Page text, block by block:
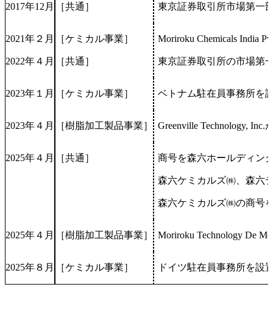
2017年12月 ［共通］ 東京証券取引所市場第一
2021年２月
2022年４月
［ケミカル事業］
［共通］
Moriroku Chemicals India
東京証券取引所の市場第
2023年１月 ［ケミカル事業］ ベトナム駐在員事務所を
2023年４月 ［樹脂加工製品事業］ Greenville Technology, Inc.
2025年４月 ［共通］ 商号を森六ホールディン
森六ケミカルズ㈱、森六
森六ケミカルズ㈱の商号
2025年４月 ［樹脂加工製品事業］ Moriroku Technology De
2025年８月 ［ケミカル事業］ ドイツ駐在員事務所を設